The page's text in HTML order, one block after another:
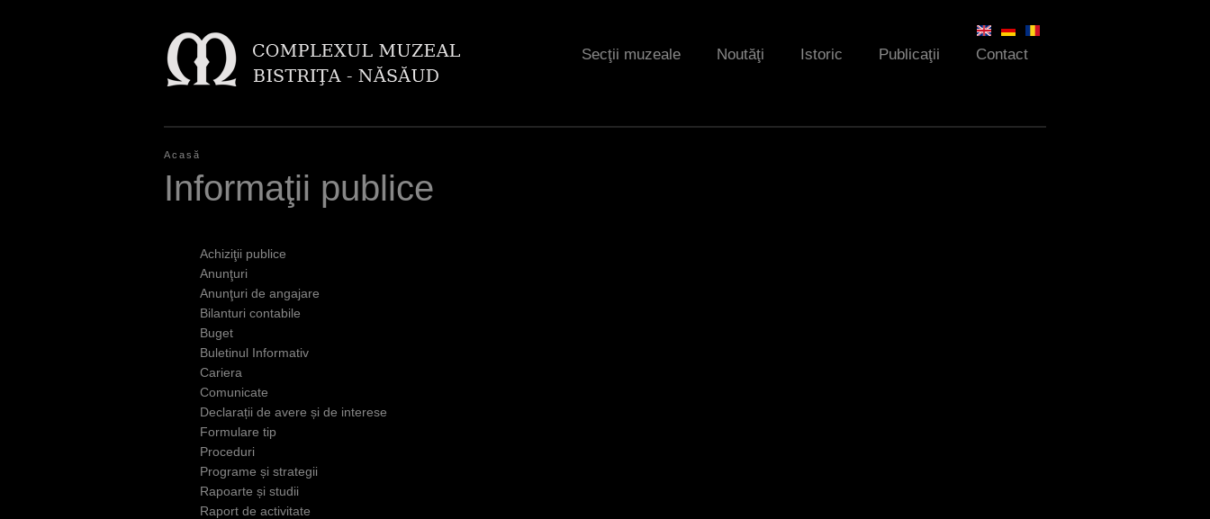
Secţii muzeale Noutăţi Istoric Publicaţii Contact
E
Acasă
Informaţii publice
Achiziţii publice
Anunţuri
Anunţuri de angajare
Bilanturi contabile
Buget
Buletinul Informativ
Cariera
Comunicate
Declarații de avere și de interese
Formulare tip
Proceduri
Programe și strategii
Rapoarte și studii
Raport de activitate